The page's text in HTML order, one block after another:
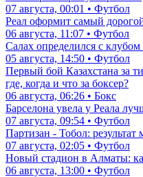
07 августа, 00:01 • Футбол
Реал оформит самый
06 августа, 11:07 • Футбол
Салах определился с
05 августа, 14:50 • Футбол
Первый бой Казахстана за
где, когда и что за боксер?
06 августа, 06:26 • Бокс
Барселона увела у Реала
07 августа, 09:54 • Футбол
Партизан - Тобол: результат
07 августа, 02:05 • Футбол
Новый стадион в Алматы:
06 августа, 13:00 • Футбол